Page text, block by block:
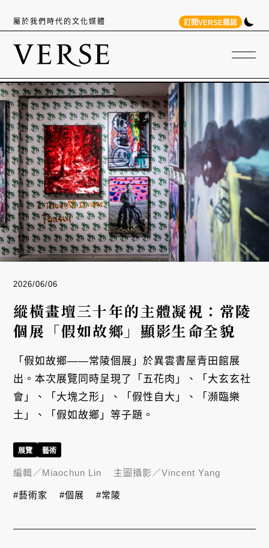
屬於我們時代的文化媒體 訂閱VERSE雜誌
2026/06/06
縱橫畫壇三十年的主體凝視：常陵
個展「假如故鄉」顯影生命全貌
「假如故鄉――常陵個展」於異雲書屋青田館展
出。本次展覽同時呈現了「五花肉」、「大玄玄社
會」、「大塊之形」、「假性自大」、「瀕臨樂
土」、「假如故鄉」等子題。
展覽 藝術
編輯／Miaochun Lin 主圖攝影／Vincent Yang
#藝術家 #個展 #常陵